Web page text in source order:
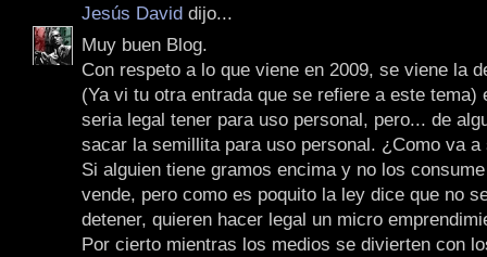
Jesús David dijo...
Muy buen Blog.
Con respeto a lo que viene en 2009, se viene la
(Ya vi tu otra entrada que se refiere a este tema)
seria legal tener para uso personal, pero... de
sacar la semillita para uso personal. ¿Como va a
Si alguien tiene gramos encima y no los
vende, pero como es poquito la ley dice que no
detener, quieren hacer legal un micro
Por cierto mientras los medios se divierten con